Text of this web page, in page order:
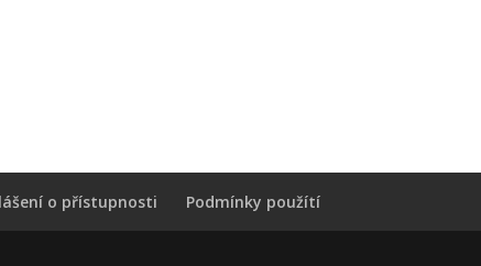
o přístupnosti Podmínky použítí